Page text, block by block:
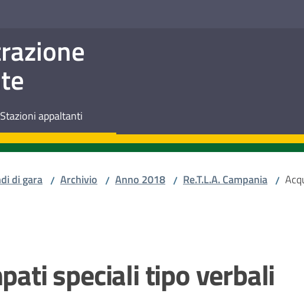
Stazioni appaltanti
di gara / Archivio / Anno 2018 / Re.T.L.A. Campania /
speciali tipo verbali